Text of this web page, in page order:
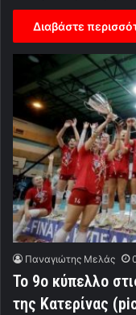
Διαβάστε
Παναγιώτης Μελάς
Το 9ο κύπελλο
της Κατερίνας